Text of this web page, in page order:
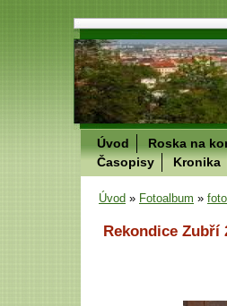
Úvod Roska na
Časopisy
Kronika
Úvod » Fotoalbum »
Rekondice Zubří